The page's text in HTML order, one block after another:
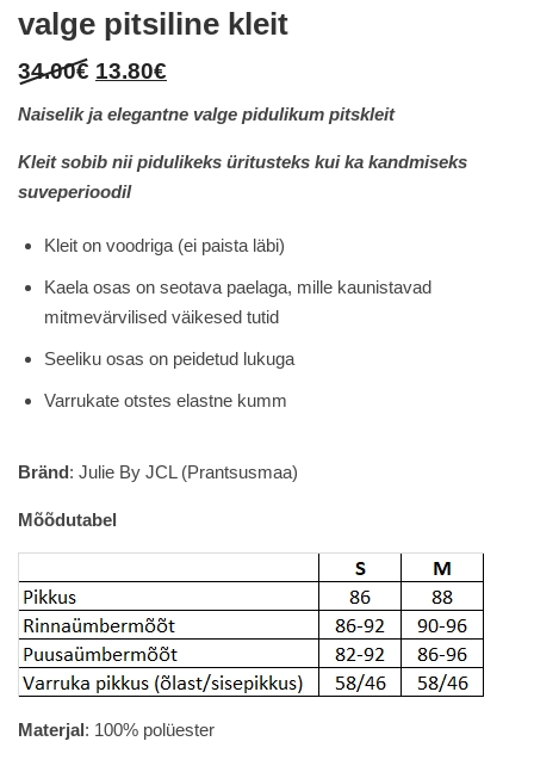
valge pitsiline kleit
34.00€ Original
was:
34.00€.
13.80€
13.80€.
Naiselik ja elegantne valge pidulikum pitskleit
Kleit sobib nii pidulikeks üritusteks kui ka kandmiseks
suveperioodil
Kleit on voodriga (ei paista läbi)
Kaela osas on seotava paelaga, mille kaunistavad
mitmevärvilised väikesed tutid
Seeliku osas on peidetud lukuga
Varrukate otstes elastne kumm
Bränd: Julie By JCL (Prantsusmaa)
Mõõdutabel
Materjal: 100% polüester